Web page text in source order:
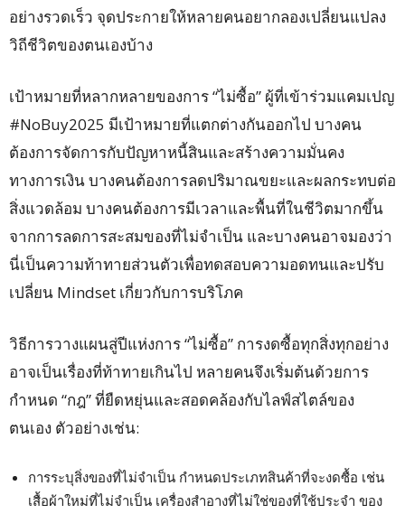
อย่างรวดเร็ว จุดประกายให้หลายคนอยากลองเปลี่ยนแปลง
วิถีชีวิตของตนเองบ้าง
เป้าหมายที่หลากหลายของการ “ไม่ซื้อ” ผู้ที่เข้าร่วมแคมเปญ
#NoBuy2025 มีเป้าหมายที่แตกต่างกันออกไป บางคน
ต้องการจัดการกับปัญหาหนี้สินและสร้างความมั่นคง
ทางการเงิน บางคนต้องการลดปริมาณขยะและผลกระทบต่อ
สิ่งแวดล้อม บางคนต้องการมีเวลาและพื้นที่ในชีวิตมากขึ้น
จากการลดการสะสมของที่ไม่จำเป็น และบางคนอาจมองว่า
นี่เป็นความท้าทายส่วนตัวเพื่อทดสอบความอดทนและปรับ
เปลี่ยน Mindset เกี่ยวกับการบริโภค
วิธีการวางแผนสู่ปีแห่งการ “ไม่ซื้อ” การงดซื้อทุกสิ่งทุกอย่าง
อาจเป็นเรื่องที่ท้าทายเกินไป หลายคนจึงเริ่มต้นด้วยการ
กำหนด “กฎ” ที่ยืดหยุ่นและสอดคล้องกับไลฟ์สไตล์ของ
ตนเอง ตัวอย่างเช่น:
การระบุสิ่งของที่ไม่จำเป็น กำหนดประเภทสินค้าที่จะงดซื้อ เช่น
เสื้อผ้าใหม่ที่ไม่จำเป็น เครื่องสำอางที่ไม่ใช่ของที่ใช้ประจำ ของ